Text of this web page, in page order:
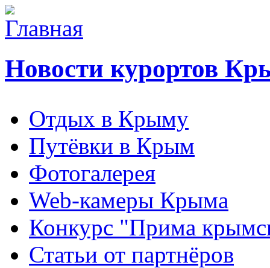
Новости курортов
Отдых в Крыму
Путёвки в Крым
Фотогалерея
Web-камеры Крыма
Конкурс "Прима
Статьи от партнёров